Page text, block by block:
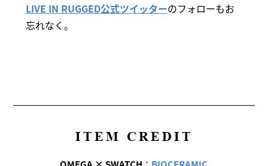
LIVE IN RUGGED公式ツイッターのフォローもお
忘れなく。
ITEM CREDIT